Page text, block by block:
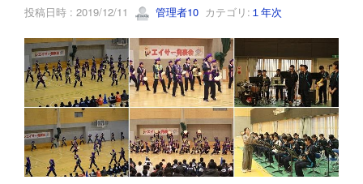
投稿日時 : 2019/12/11 管理者10 カテゴリ: １年次